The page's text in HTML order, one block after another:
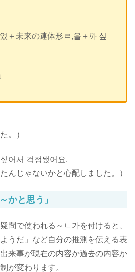
＋未来の連体形ㄹ,을＋까 싶
。）
어서 걱정됐어요.
んじゃないかと心配しました。）
かと思う」
問で使われる～ㄴ가を付けると、
うだ」など自分の推測を伝える表
来事が現在の内容か過去の内容か
が変わります。